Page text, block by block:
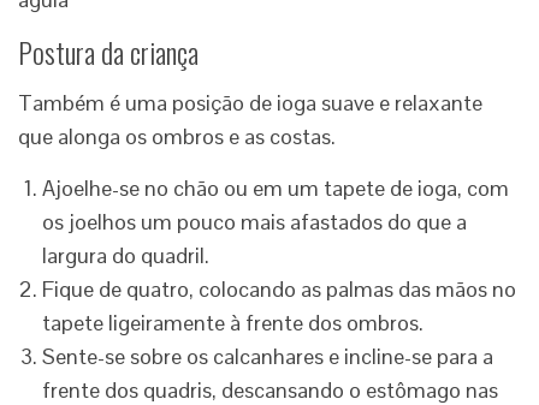
Postura da criança
Também é uma posição de ioga suave e relaxante
que alonga os ombros e as costas.
Ajoelhe-se no chão ou em um tapete de ioga, com
os joelhos um pouco mais afastados do que a
largura do quadril.
Fique de quatro, colocando as palmas das mãos no
tapete ligeiramente à frente dos ombros.
Sente-se sobre os calcanhares e incline-se para a
frente dos quadris, descansando o estômago nas